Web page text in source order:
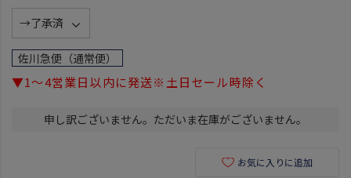
佐川急便（通常便）
▼1～4営業日以内に発送※土日セール時除く
申し訳ございません。ただいま在庫がございません。
お気に入りに追加